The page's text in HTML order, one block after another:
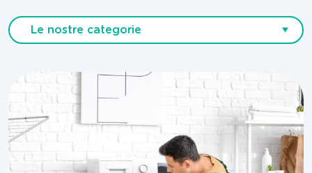
Le nostre categorie